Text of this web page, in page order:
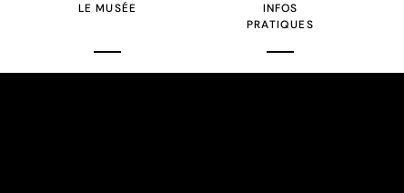
LE MUSÉE
INFOS
PRATIQUES